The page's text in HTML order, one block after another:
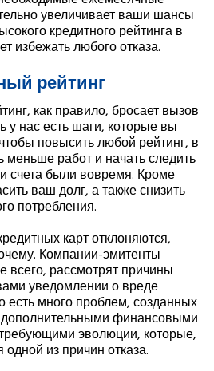
увеличивает ваши шансы
кредитного рейтинга в
избежать любого отказа.
рейтинг
как правило, бросает вызов
у нас есть шаги, которые вы
повысить любой рейтинг, в
меньше работ и начать следить
счета были вовремя. Кроме
ваш долг, а также снизить
потребления.
карт отклоняются,
Компании-эмитенты
всего, рассмотрят причины
уведомлении о вреде
есть много проблем, созданных
финансовыми
эволюции, которые,
из причин отказа.